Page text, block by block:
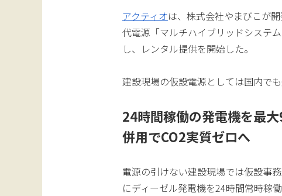
アクティオは、株式会社やまびこが
代電源「マルチハイブリッドシステ
し、レンタル提供を開始した。
建設現場の仮設電源としては国内で
24時間稼働の発電機を最
併用でCO2実質ゼロへ
電源の引けない建設現場では仮設事
にディーゼル発電機を24時間常時稼